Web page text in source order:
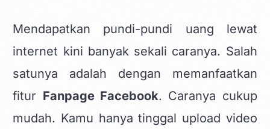
Mendapatkan pundi-pundi uang lewat
internet kini banyak sekali caranya. Salah
satunya adalah dengan memanfaatkan
fitur Fanpage Facebook. Caranya cukup
mudah. Kamu hanya tinggal upload video